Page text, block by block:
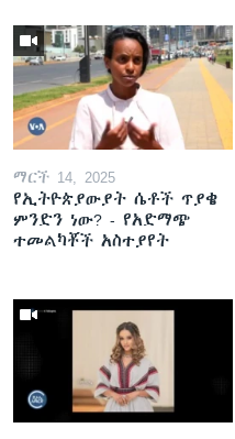
ማርች 14, 2025
የኢትዮጵያውያት ሴቶች ጥያቄ
ምንድን ነው? - የአድማጭ
ተመልካቾች አስተያየት